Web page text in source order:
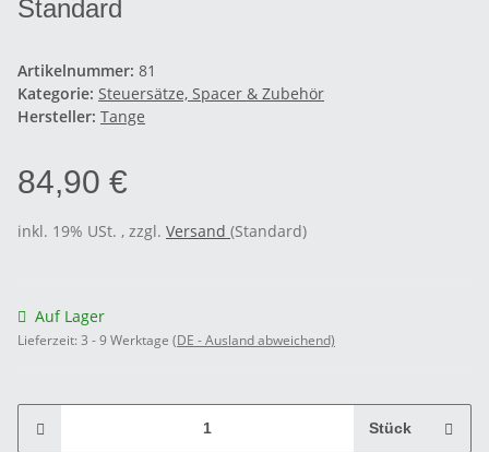
Standard
Artikelnummer: 81
Kategorie: Steuersätze, Spacer & Zubehör
Hersteller: Tange
84,90 €
inkl. 19% USt. , zzgl. Versand (Standard)
Auf Lager
Lieferzeit: 3 - 9 Werktage (DE - Ausland abweichend)
Stück